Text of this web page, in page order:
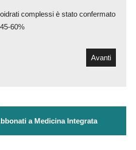
complessi è stato confermato
60%
a Medicina Integrata